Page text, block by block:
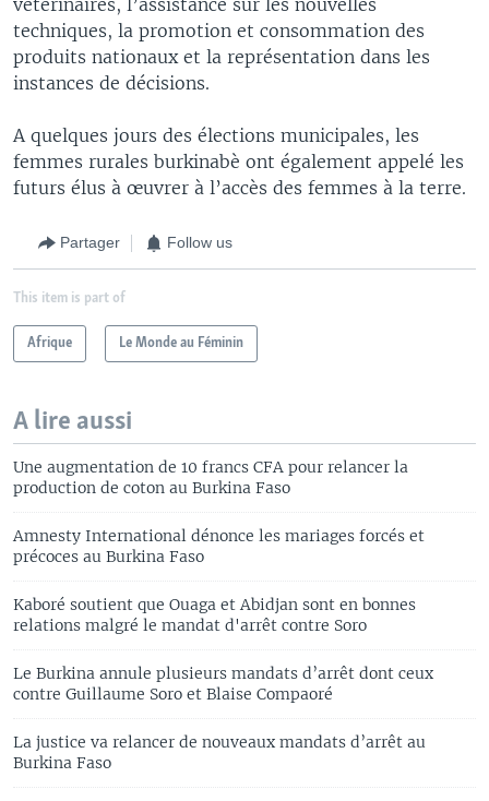
techniques, la promotion et consommation des
produits nationaux et la représentation dans les
instances de décisions.
A quelques jours des élections municipales, les
femmes rurales burkinabè ont également appelé les
futurs élus à œuvrer à l’accès des femmes à la terre.
Partager Follow us
This item is part of
Afrique Le Monde au Féminin
A lire aussi
Une augmentation de 10 francs CFA pour relancer la
production de coton au Burkina Faso
Amnesty International dénonce les mariages forcés et
précoces au Burkina Faso
Kaboré soutient que Ouaga et Abidjan sont en bonnes
relations malgré le mandat d'arrêt contre Soro
Le Burkina annule plusieurs mandats d’arrêt dont ceux
contre Guillaume Soro et Blaise Compaoré
La justice va relancer de nouveaux mandats d’arrêt au
Burkina Faso